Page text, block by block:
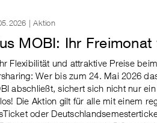
| Aktion
MOBI: Ihr
Flexibilität und attraktive Preise
Wer bis zum 24. Mai 2026
abschließt, sichert sich nicht nur
Die Aktion gilt für alle mit einem
oder